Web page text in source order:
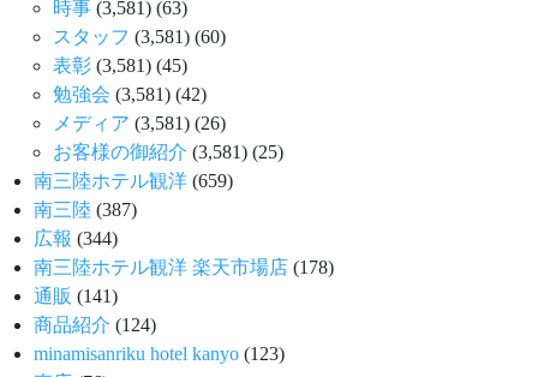
時事 (3,581) (63)
スタッフ (3,581) (60)
表彰 (3,581) (45)
勉強会 (3,581) (42)
メディア (3,581) (26)
お客様の御紹介 (3,581) (25)
南三陸ホテル観洋 (659)
南三陸 (387)
広報 (344)
南三陸ホテル観洋 楽天市場店 (178)
通販 (141)
商品紹介 (124)
minamisanriku hotel kanyo (123)